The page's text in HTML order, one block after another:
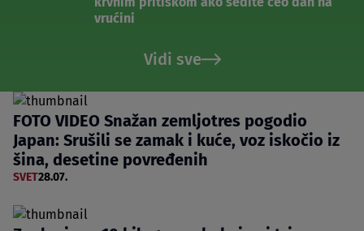
vrućini
Vidi sve
FOTO VIDEO Snažan zemljotres pogodio
Japan: Srušili se zamak i kuće, voz iskočio iz
šina, desetine povređenih
SVET28.07.